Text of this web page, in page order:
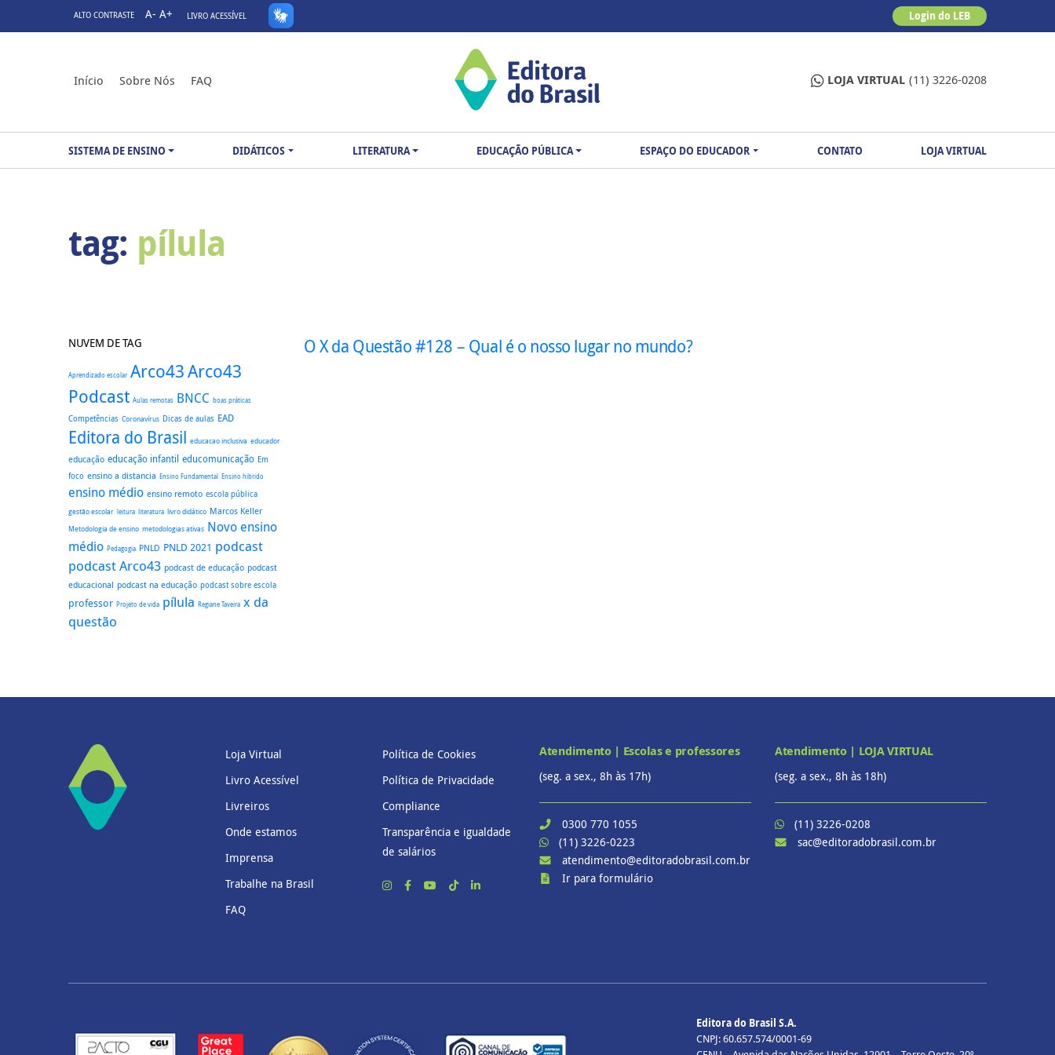
ALTO CONTRASTE A- A+ LIVRO ACESSÍVEL Login do LEB
Início Sobre Nós FAQ LOJA VIRTUAL (11) 3226-0208
SISTEMA DE ENSINO DIDÁTICOS LITERATURA EDUCAÇÃO PÚBLICA ESPAÇO DO EDUCADOR CONTATO LOJA VIRTUAL
tag: pílula
NUVEM DE TAG
Aprendizado escolar Arco43Arco43
Podcast Aulas remotas BNCC boas práticas
Competências Coronavírus Dicas de aulas EAD
Editora do Brasil educacao inclusiva educador
educação educação infantil educomunicação Em
foco ensino a distancia Ensino Fundamental Ensino hibrido
ensino médio ensino remoto escola pública
gestão escolar leitura literatura livro didático Marcos Keller
Metodologia de ensino metodologias ativas Novo ensino
médio Pedagogia PNLD PNLD 2021 podcast
podcast Arco43 podcast de educação podcast
educacional podcast na educação podcast sobre escola
professor Projeto de vida pílula Regiane Taveira x da
questão
O X da Questão #128 – Qual é o nosso lugar no mundo?
Loja Virtual
Livro Acessível
Livreiros
Onde estamos
Imprensa
Trabalhe na Brasil
FAQ
Política de Cookies
Política de Privacidade
Compliance
Transparência e igualdade
de salários
Atendimento | Escolas e professores
(seg. a sex., 8h às 17h)
0300 770 1055
(11) 3226-0223
atendimento@editoradobrasil.com.br
Ir para formulário
Atendimento | LOJA VIRTUAL
(seg. a sex., 8h às 18h)
(11) 3226-0208
sac@editoradobrasil.com.br
Editora do Brasil S.A.
CNPJ: 60.657.574/0001-69